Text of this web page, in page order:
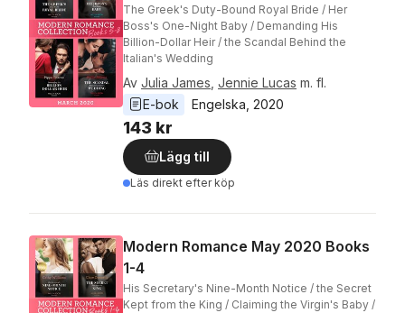
The Greek's Duty-Bound Royal Bride / Her
Boss's One-Night Baby / Demanding His
Billion-Dollar Heir / the Scandal Behind the
Italian's Wedding
Av Julia James Jennie Lucas m. fl.
E-bok
Engelska 2020
143 kr
Lägg till
Läs direkt efter köp
Modern Romance May 2020 Books
1-4
His Secretary's Nine-Month Notice / the Secret
Kept from the King / Claiming the Virgin's Baby /